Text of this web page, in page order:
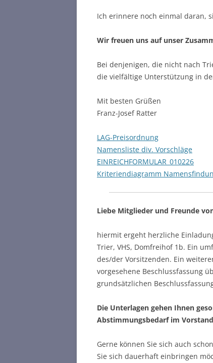
Ich erinnere noch einmal daran,
Wir freuen uns auf unser
Bei denjenigen, die nicht nach
die vielfältige Unterstützung in
Mit besten Grüßen
Franz-Josef Ratter
LAG-Preisordnung
Namensliste div. Vorschläge
EINREICHFORMULAR_010226
Kriteriendiagramm
Liebe Mitglieder und Freunde
hiermit ergeht herzliche
Trier, VHS, Domfreihof 1b. Ein
des/der Vorsitzenden. Ein
vorgesehene Beschlussfassung
grundsätzlichen
Die Unterlagen gehen Ihnen
Abstimmungsbedarf im
Gerne können Sie sich auch
Sie sich dauerhaft einbringen